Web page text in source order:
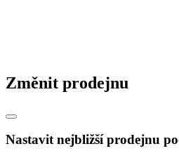
Změnit prodejnu
Nastavit nejbližší prodejnu